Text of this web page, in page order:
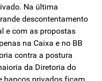
Na última
descontentamento
e com as propostas
na Caixa e no BB
contra a postura
da Diretoria do